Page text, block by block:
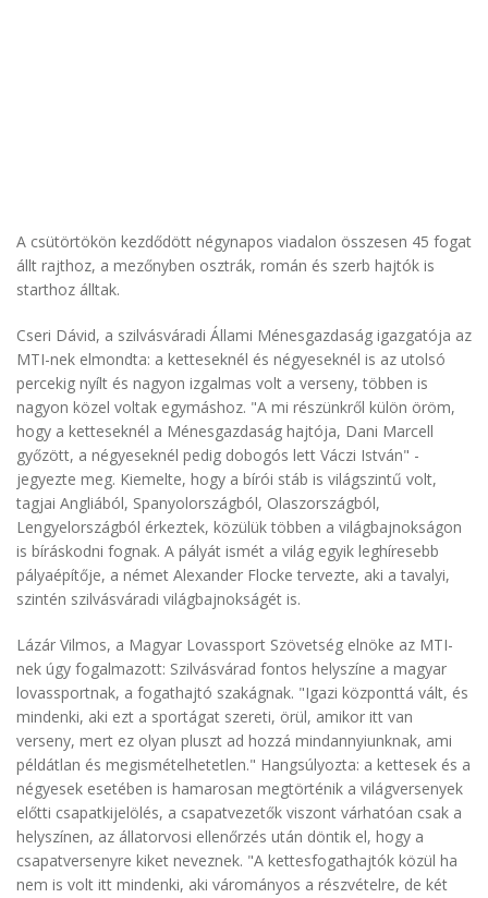
A csütörtökön kezdődött négynapos viadalon összesen 45 fogat
állt rajthoz, a mezőnyben osztrák, román és szerb hajtók is
starthoz álltak.
Cseri Dávid, a szilvásváradi Állami Ménesgazdaság igazgatója az
MTI-nek elmondta: a ketteseknél és négyeseknél is az utolsó
percekig nyílt és nagyon izgalmas volt a verseny, többen is
nagyon közel voltak egymáshoz. "A mi részünkről külön öröm,
hogy a ketteseknél a Ménesgazdaság hajtója, Dani Marcell
győzött, a négyeseknél pedig dobogós lett Váczi István" -
jegyezte meg. Kiemelte, hogy a bírói stáb is világszintű volt,
tagjai Angliából, Spanyolországból, Olaszországból,
Lengyelországból érkeztek, közülük többen a világbajnokságon
is bíráskodni fognak. A pályát ismét a világ egyik leghíresebb
pályaépítője, a német Alexander Flocke tervezte, aki a tavalyi,
szintén szilvásváradi világbajnokságét is.
Lázár Vilmos, a Magyar Lovassport Szövetség elnöke az MTI-
nek úgy fogalmazott: Szilvásvárad fontos helyszíne a magyar
lovassportnak, a fogathajtó szakágnak. "Igazi központtá vált, és
mindenki, aki ezt a sportágat szereti, örül, amikor itt van
verseny, mert ez olyan pluszt ad hozzá mindannyiunknak, ami
példátlan és megismételhetetlen." Hangsúlyozta: a kettesek és a
négyesek esetében is hamarosan megtörténik a világversenyek
előtti csapatkijelölés, a csapatvezetők viszont várhatóan csak a
helyszínen, az állatorvosi ellenőrzés után döntik el, hogy a
csapatversenyre kiket neveznek. "A kettesfogathajtók közül ha
nem is volt itt mindenki, aki várományos a részvételre, de két